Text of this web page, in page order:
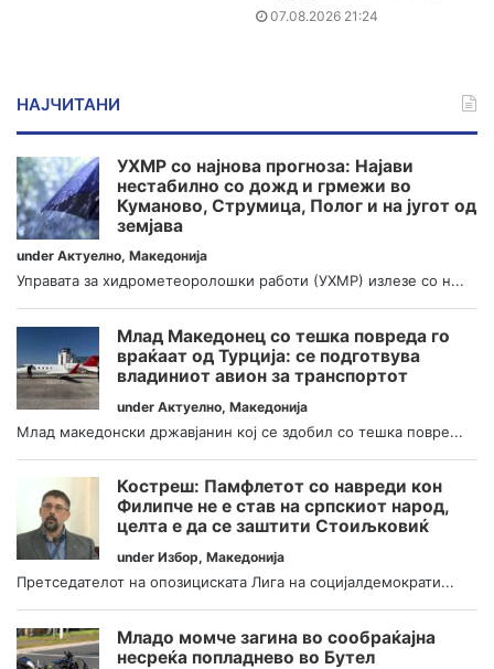
07.08.2026 21:24
НАЈЧИТАНИ
УХМР со најнова прогноза: Најави
нестабилно со дожд и грмежи во
Куманово, Струмица, Полог и на југот од
земјава
under Актуелно, Македонија
Управата за хидрометеоролошки работи (УХМР) излезе со н...
Млад Македонец со тешка повреда го
враќаат од Турција: се подготвува
владиниот авион за транспортот
under Актуелно, Македонија
Млад македонски државјанин кој се здобил со тешка повре...
Костреш: Памфлетот со навреди кон
Филипче не е став на српскиот народ,
целта е да се заштити Стоиљковиќ
under Избор, Македонија
Претседателот на опозициската Лига на социјалдемократи...
Младо момче загина во сообраќајна
несреќа попладнево во Бутел